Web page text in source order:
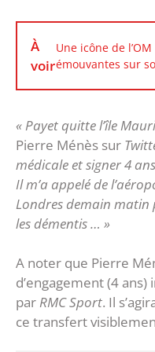
À
voir
Une icône de
émouvantes sur
« Payet quitte l’île
Pierre Ménès sur
médicale et signer 4
Il m’a appelé de
Londres demain matin
les démentis … »
A noter que Pierre
d’engagement (4
par RMC Sport. Il
ce transfert